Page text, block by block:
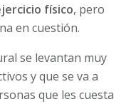
físico, pero
en cuestión.
se levantan muy
y que se va a
que les cuesta